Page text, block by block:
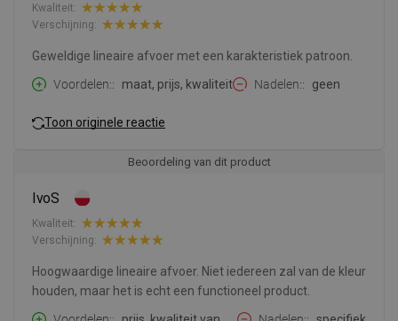
Kwaliteit:
Verschijning:
Geweldige lineaire afvoer met een karakteristiek patroon.
Voordelen:
maat, prijs, kwaliteit Nadelen: geen
Toon originele reactie
Beoordeling van dit product
IvoS
Kwaliteit:
Verschijning:
Hoogwaardige lineaire afvoer. Niet iedereen zal van de kleur
houden, maar het is echt een functioneel product.